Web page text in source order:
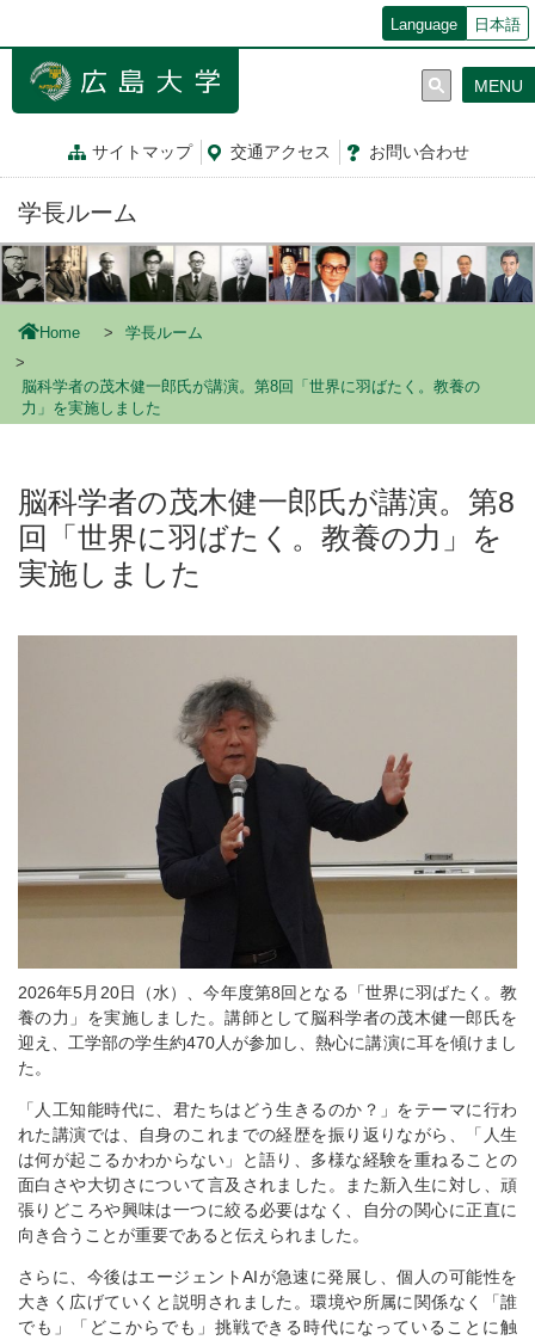
ン
動
Language 日本語
サイトマップ 交通アクセス お問い合わせ
MENU
学長ルーム
Home 学長ルーム
脳科学者の茂木健一郎氏が講演。第8回「世界に羽ばたく。教養の
力」を実施しました
脳科学者の茂木健一郎氏が講演。第8
回「世界に羽ばたく。教養の力」を
実施しました
2026年5月 20日（水）、今年度第8回となる「世界に羽ばたく。教
養の力」を実施しました。講師として脳科学者の茂木健一郎氏を
迎え、工学部の学生約470人が参加し、熱心に講演に耳を傾けまし
た。
「人工知能時代に、君たちはどう生きるのか？」をテーマに行わ
れた講演では、自身のこれまでの経歴を振り返りながら、「人生
は何が起こるかわからない」と語り、多様な経験を重ねることの
面白さや大切さについて言及されました。また新入生に対し、頑
張りどころや興味は一つに絞る必要はなく、自分の関心に正直に
向き合うことが重要であると伝えられました。
さらに、今後はエージェントAIが急速に発展し、個人の可能性を
大きく広げていくと説明されました。環境や所属に関係なく「誰
でも」「どこからでも」挑戦できる時代になっていることに触